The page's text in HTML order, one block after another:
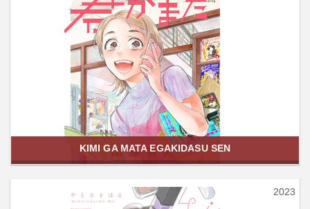
KIMI GA MATA EGAKIDASU SEN
2023